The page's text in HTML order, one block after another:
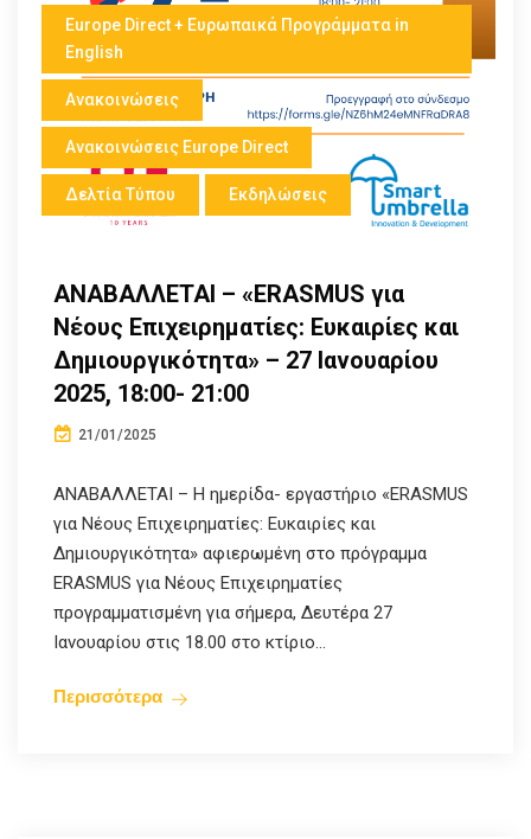
Europe Direct + Ευρωπαικά Προγράμματα in
English
Ανακοινώσεις
Ανακοινώσεις Europe Direct
Δελτία Τύπου Εκδηλώσεις
ΑΝΑΒΑΛΛΕΤΑΙ – «ERASMUS για
Νέους Επιχειρηματίες: Ευκαιρίες και
Δημιουργικότητα» – 27 Ιανουαρίου
2025, 18:00- 21:00
21/01/2025
ΑΝΑΒΑΛΛΕΤΑΙ – Η ημερίδα- εργαστήριο «ERASMUS
για Νέους Επιχειρηματίες: Ευκαιρίες και
Δημιουργικότητα» αφιερωμένη στο πρόγραμμα
ERASMUS για Νέους Επιχειρηματίες
προγραμματισμένη για σήμερα, Δευτέρα 27
Ιανουαρίου στις 18.00 στο κτίριο...
Περισσότερα